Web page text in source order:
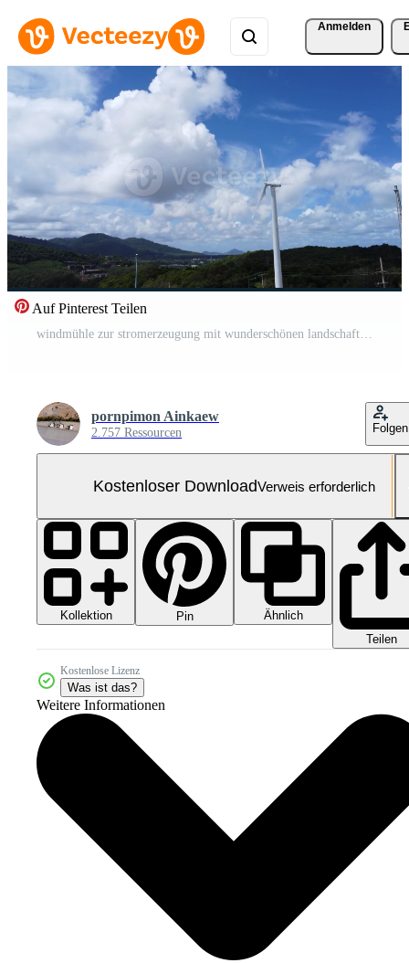
Anmelden
Auf Pinterest Teilen
windmühle zur stromerzeugung mit wunderschönen landschaften und blauem himmel zur erzeugung sauberer erneuerbarer grüner energie für eine nachhaltige entwicklung. Kostenloses Video
pornpimon Ainkaew
2.757 Ressourcen Folgen
Kostenloser DownloadVerweis erforderlich
Kollektion Pin
Ähnlich
Teilen
Kostenlose Lizenz
Was ist das?
Weitere Informationen